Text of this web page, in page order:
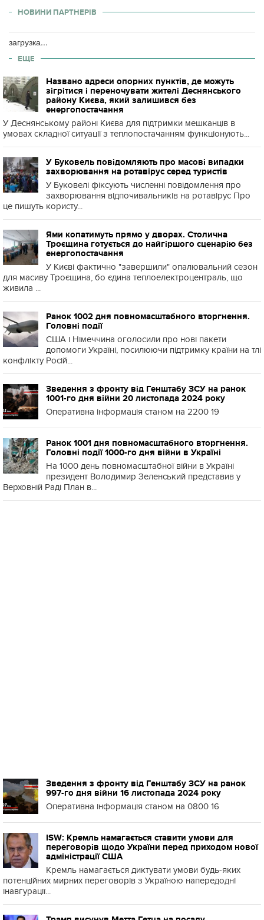
НОВИНИ ПАРТНЕРІВ
загрузка...
ЕЩЕ
Названо адреси опорних пунктів, де можуть
зігрітися і переночувати жителі Деснянського
району Києва, який залишився без
енергопостачання
У Деснянському районі Києва для підтримки мешканців в
умовах складної ситуації з теплопостачанням функціонують...
У Буковель повідомляють про масові випадки
захворювання на ротавірус серед туристів
У Буковелі фіксують численні повідомлення про
захворювання відпочивальників на ротавірус Про
це пишуть користу...
Ями копатимуть прямо у дворах. Столична
Троєщина готується до найгіршого сценарію без
енергопостачання
У Києві фактично "завершили" опалювальний сезон
для масиву Троєщина, бо єдина теплоелектроцентраль, що
живила ...
Ранок 1002 дня повномасштабного вторгнення.
Головні події
США і Німеччина оголосили про нові пакети
допомоги Україні, посилюючи підтримку країни на тлі
конфлікту Росій...
Зведення з фронту від Генштабу ЗСУ на ранок
1001-го дня війни 20 листопада 2024 року
Оперативна інформація станом на 2200 19
Ранок 1001 дня повномасштабного вторгнення.
Головні події 1000-го дня війни в Україні
На 1000 день повномасштабної війни в Україні
президент Володимир Зеленський представив у
Верховній Раді План в...
Зведення з фронту від Генштабу ЗСУ на ранок
997-го дня війни 16 листопада 2024 року
Оперативна інформація станом на 0800 16
ISW: Кремль намагається ставити умови для
переговорів щодо України перед приходом нової
адміністрації США
Кремль намагається диктувати умови будь-яких
потенційних мирних переговорів з Україною напередодні
інавгурації...